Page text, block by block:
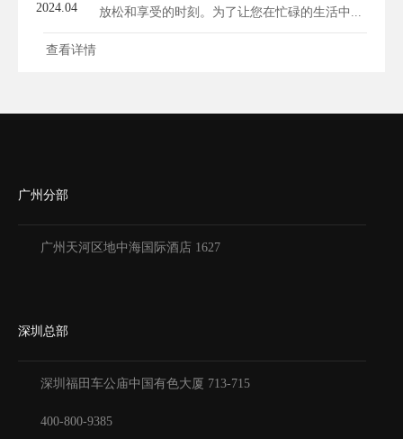
2024.04
放松和享受的时刻。为了让您在忙碌的生活中...
查看详情
广州分部
广州天河区地中海国际酒店 1627
深圳总部
深圳福田车公庙中国有色大厦 713-715
400-800-9385